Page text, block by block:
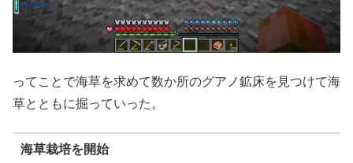
ってことで海草を求めて数か所のグアノ鉱床を見つけて海
草とともに掘っていった。
海草栽培を開始